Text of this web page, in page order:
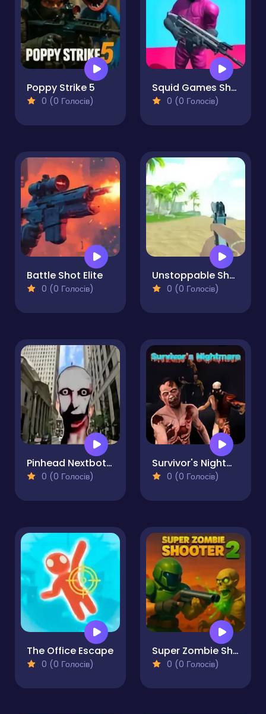
Poppy Strike 5
0 (0 Голосів)
Squid Games Shooter
0 (0 Голосів)
Battle Shot Elite
0 (0 Голосів)
Unstoppable Shooter
0 (0 Голосів)
Pinhead Nextbots Shooter Action
0 (0 Голосів)
Survivor's Nightmare
0 (0 Голосів)
The Office Escape
0 (0 Голосів)
Super Zombie Shooter 2
0 (0 Голосів)